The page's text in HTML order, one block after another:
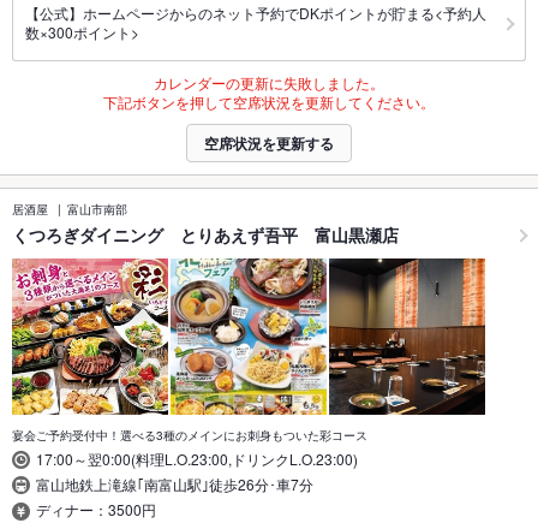
【公式】ホームページからのネット予約でDKポイントが貯まる<予約人
数×300ポイント>
カレンダーの更新に失敗しました。
下記ボタンを押して空席状況を更新してください。
空席状況を更新する
居酒屋 富山市南部
くつろぎダイニング とりあえず吾平 富山黒瀬店
宴会ご予約受付中！選べる3種のメインにお刺身もついた彩コース
17:00～翌0:00(料理L.O.23:00,ドリンクL.O.23:00)
富山地鉄上滝線｢南富山駅｣徒歩26分･車7分
ディナー：3500円